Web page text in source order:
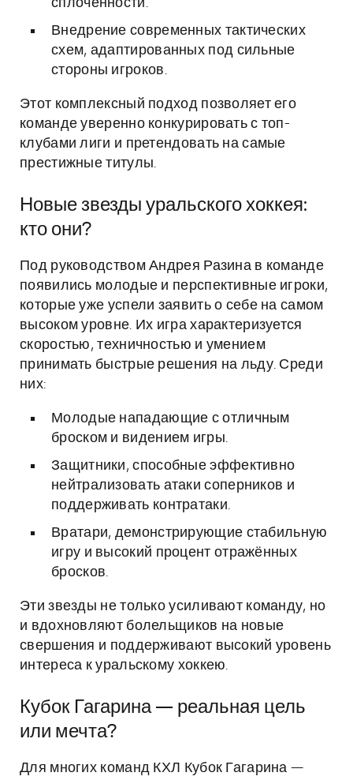
сплочённости.
Внедрение современных тактических
схем, адаптированных под сильные
стороны игроков.
Этот комплексный подход позволяет его
команде уверенно конкурировать с топ-
клубами лиги и претендовать на самые
престижные титулы.
Новые звезды уральского хоккея:
кто они?
Под руководством Андрея Разина в команде
появились молодые и перспективные игроки,
которые уже успели заявить о себе на самом
высоком уровне. Их игра характеризуется
скоростью, техничностью и умением
принимать быстрые решения на льду. Среди
них:
Молодые нападающие с отличным
броском и видением игры.
Защитники, способные эффективно
нейтрализовать атаки соперников и
поддерживать контратаки.
Вратари, демонстрирующие стабильную
игру и высокий процент отражённых
бросков.
Эти звезды не только усиливают команду, но
и вдохновляют болельщиков на новые
свершения и поддерживают высокий уровень
интереса к уральскому хоккею.
Кубок Гагарина — реальная цель
или мечта?
Для многих команд КХЛ Кубок Гагарина —